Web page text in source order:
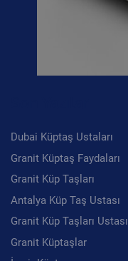
Dubai Küptaş Ustaları
Granit Küptaş Faydaları
Granit Küp Taşları
Antalya Küp Taş Ustası
Granit Küp Taşları Ustası
Granit Küptaşlar